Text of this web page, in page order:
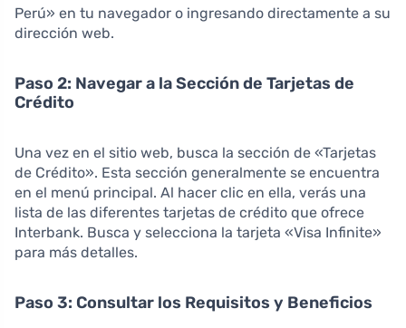
Perú» en tu navegador o ingresando directamente a su
dirección web.
Paso 2: Navegar a la Sección de Tarjetas de
Crédito
Una vez en el sitio web, busca la sección de «Tarjetas
de Crédito». Esta sección generalmente se encuentra
en el menú principal. Al hacer clic en ella, verás una
lista de las diferentes tarjetas de crédito que ofrece
Interbank. Busca y selecciona la tarjeta «Visa Infinite»
para más detalles.
Paso 3: Consultar los Requisitos y Beneficios